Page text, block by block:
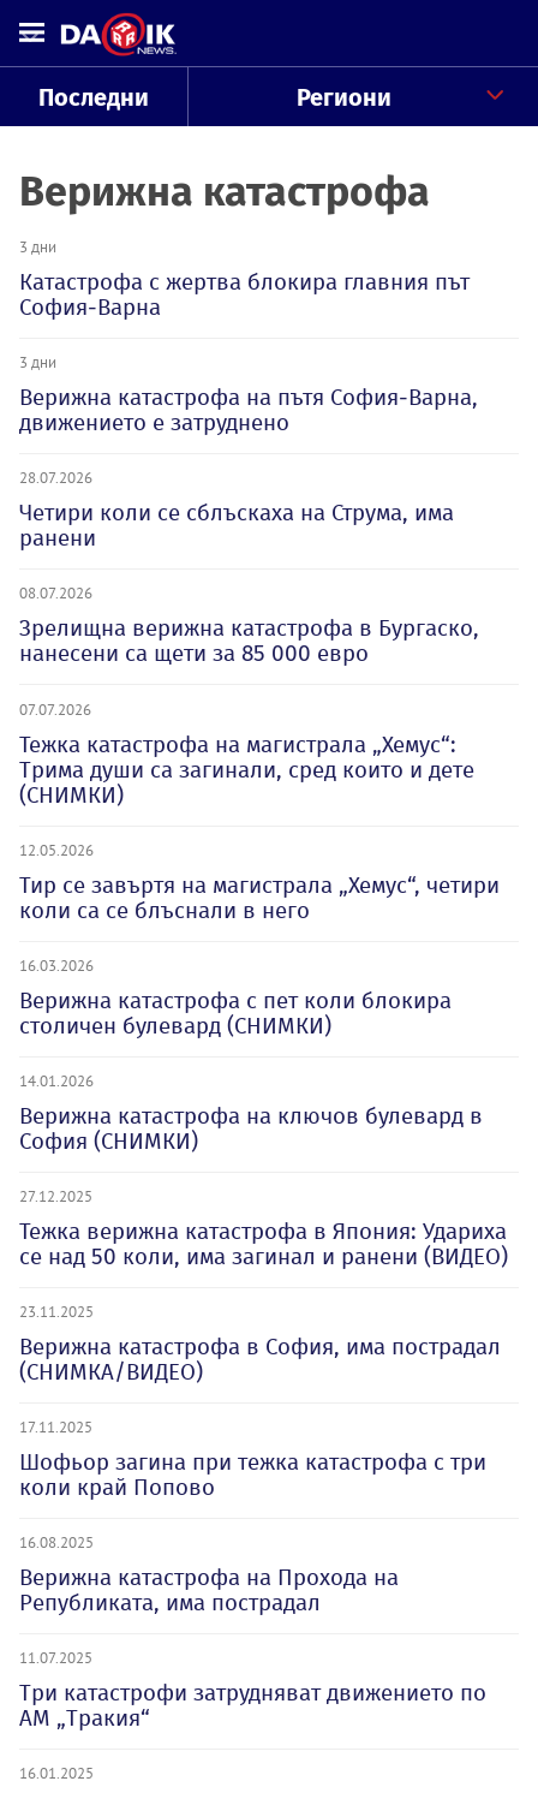
Последни Региони
Верижна катастрофа
3 дни
Катастрофа с жертва блокира главния път
София-Варна
3 дни
Верижна катастрофа на пътя София-Варна,
движението е затруднено
28.07.2026
Четири коли се сблъскаха на Струма, има
ранени
08.07.2026
Зрелищна верижна катастрофа в Бургаско,
нанесени са щети за 85 000 евро
07.07.2026
Тежка катастрофа на магистрала „Хемус“:
Трима души са загинали, сред които и дете
(СНИМКИ)
12.05.2026
Тир се завъртя на магистрала „Хемус“, четири
коли са се блъснали в него
16.03.2026
Верижна катастрофа с пет коли блокира
столичен булевард (СНИМКИ)
14.01.2026
Верижна катастрофа на ключов булевард в
София (СНИМКИ)
27.12.2025
Тежка верижна катастрофа в Япония: Удариха
се над 50 коли, има загинал и ранени (ВИДЕО)
23.11.2025
Верижна катастрофа в София, има пострадал
(СНИМКА/ВИДЕО)
17.11.2025
Шофьор загина при тежка катастрофа с три
коли край Попово
16.08.2025
Верижна катастрофа на Прохода на
Републиката, има пострадал
11.07.2025
Три катастрофи затрудняват движението по
АМ „Тракия“
16.01.2025